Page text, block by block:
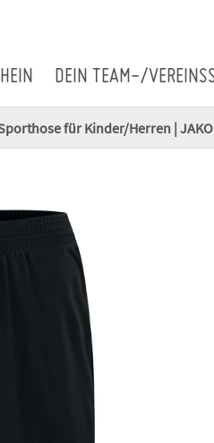
DEIN TEAM-/
für Kinder/Herren |